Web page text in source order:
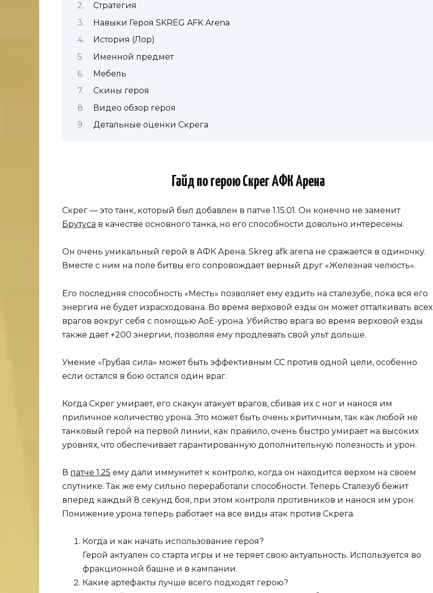
Стратегия
Навыки Героя SKREG AFK Arena
История (Лор)
Именной предмет
Мебель
Скины героя
Видео обзор героя
Детальные оценки Скрега
Гайд по герою Скрег АФК Арена
Скрег — это танк, который был добавлен в патче 1.15.01. Он конечно не заменит
Брутуса в качестве основного танка, но его способности довольно интересены.
Он очень уникальный герой в АФК Арена. Skreg afk arena не сражается в одиночку.
Вместе с ним на поле битвы его сопровождает верный друг «Железная челюсть».
Его последняя способность «Месть» позволяет ему ездить на сталезубе, пока вся его
энергия не будет израсходована. Во время верховой езды он может отталкивать всех
врагов вокруг себя с помощью AoE-урона. Убийство врага во время верховой езды
также дает +200 энергии, позволяя ему продлевать свой ульт дольше.
Умение «Грубая сила» может быть эффективным CC против одной цели, особенно
если остался в бою остался один враг.
Когда Скрег умирает, его скакун атакует врагов, сбивая их с ног и нанося им
приличное количество урона. Это может быть очень критичным, так как любой не
танковый герой на первой линии, как правило, очень быстро умирает на высоких
уровнях, что обеспечивает гарантированную дополнительную полезность и урон.
В патче 1.25 ему дали иммунитет к контролю, когда он находится верхом на своем
спутнике. Так же ему сильно переработали способности. Теперь Сталезуб бежит
вперед каждый 8 секунд боя, при этом контроля противников и нанося им урон.
Понижение урона теперь работает на все виды атак против Скрега.
Когда и как начать использование героя?
Герой актуален со старта игры и не теряет свою актуальность. Используется во
фракционной башне и в кампании.
Какие артефакты лучше всего подходят герою?